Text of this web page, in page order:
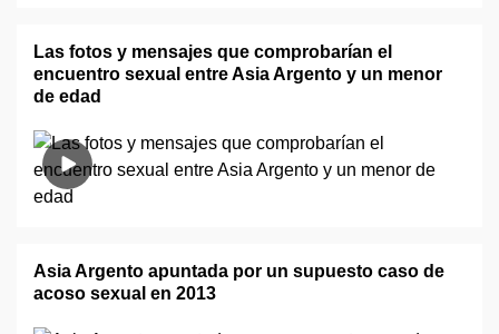
Las fotos y mensajes que comprobarían el
encuentro sexual entre Asia Argento y un menor
de edad
Asia Argento apuntada por un supuesto caso de
acoso sexual en 2013